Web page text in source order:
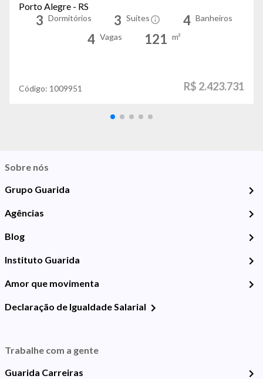
Porto Alegre - RS
3 Dormitórios 3 Suítes 4 Banheiros
4 Vagas 121 m²
Código: 1009951 R$ 2.423.731
Sobre nós
Grupo Guarida
Agências
Blog
Instituto Guarida
Amor que movimenta
Declaração de Igualdade Salarial
Trabalhe com a gente
Guarida Carreiras